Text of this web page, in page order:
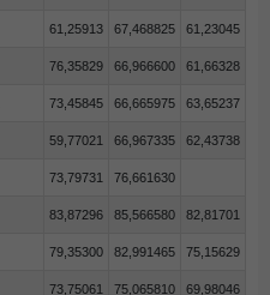
61,25913 67,468825 61,23045
76,35829 66,966600 61,66328
73,45845 66,665975 63,65237
59,77021 66,967335 62,43738
73,79731 76,661630
83,87296 85,566580 82,81701
79,35300 82,991465 75,15629
73,75061 75,065810 69,98046